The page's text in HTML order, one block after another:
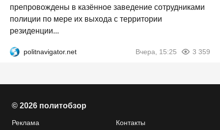
препровождены в казённое заведение сотрудниками
полиции по мере их выхода с территории
резиденции...
politnavigator.net Вчера, 15:25 3 359
© 2026 политобзор
Реклама Контакты